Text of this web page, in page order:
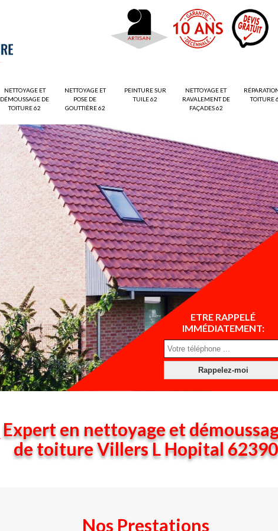
NETTOYAGE ET
DÉMOUSSAGE DE
TOITURE 62
NETTOYAGE ET
POSE DE
GOUTTIÈRE 62
PEINTURE SUR
TUILE 62
NETTOYAGE ET
RAVALEMENT DE
FAÇADES 62
TOITURE
ETRE RAPPELÉ
IMMÉDIATEMENT:
Expert en nettoyage et
de toiture Villers L Hopital 62390
Nos Prestations